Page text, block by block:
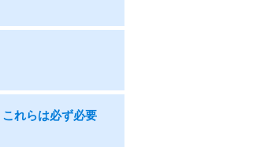
れらは必ず必要